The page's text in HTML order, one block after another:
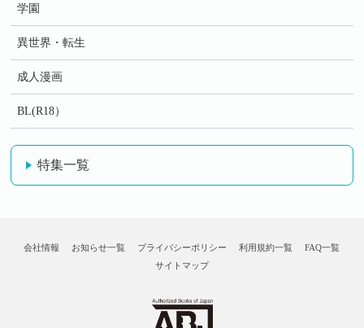
学園
異世界・転生
成人漫画
BL(R18）
特集一覧
会社情報 お知らせ一覧 プライバシーポリシー 利用規約一覧
FAQ一覧
サイトマップ